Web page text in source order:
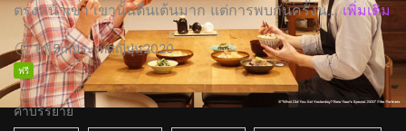
ตรงหน้าเขา เขานั้นตื่นเต้นมาก แต่การพบกันครั้งน... เพิ่มเติม
1h15mประเทศญี่ปุ่น2020
ฟรี
คำบรรยาย